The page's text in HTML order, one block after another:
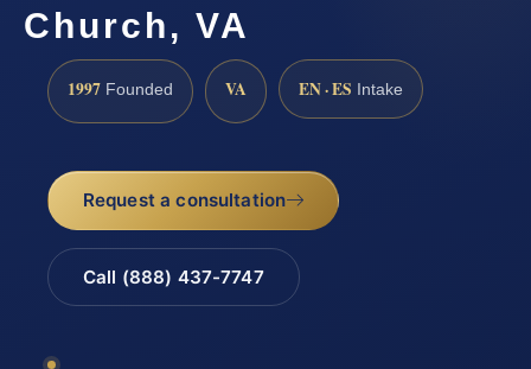
Church, VA
1997 Founded VA EN · ES Intake
Request a consultation
Call (888) 437-7747